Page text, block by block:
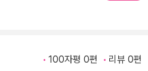
100자평 0편 리뷰 0편